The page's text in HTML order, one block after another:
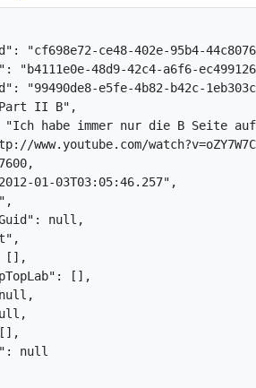
"cf698e72-ce48-402e-95b4-
"b4111e0e-48d9-42c4-a6f6-
"99490de8-e5fe-4b82-b42c-
II B",
"Ich habe immer nur die B Seite
www.youtube.com/
01-03T03:05:46.257",
null,
[],
[],
null